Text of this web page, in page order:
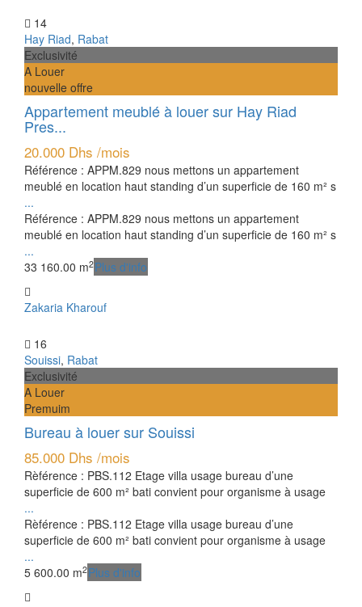
14
Hay Riad, Rabat
Exclusivité
A Louer
nouvelle offre
Appartement meublé à louer sur Hay Riad
Pres...
20.000 Dhs /mois
Référence : APPM.829 nous mettons un appartement
meublé en location haut standing d’un superficie de 160 m² s
...
Référence : APPM.829 nous mettons un appartement
meublé en location haut standing d’un superficie de 160 m² s
...
33 160.00 m2Plus d'info
Zakaria Kharouf
16
Souissi, Rabat
Exclusivité
A Louer
Premuim
Bureau à louer sur Souissi
85.000 Dhs /mois
Rèférence : PBS.112 Etage villa usage bureau d’une
superficie de 600 m² bati convient pour organisme à usage
...
Rèférence : PBS.112 Etage villa usage bureau d’une
superficie de 600 m² bati convient pour organisme à usage
...
5 600.00 m2Plus d'info